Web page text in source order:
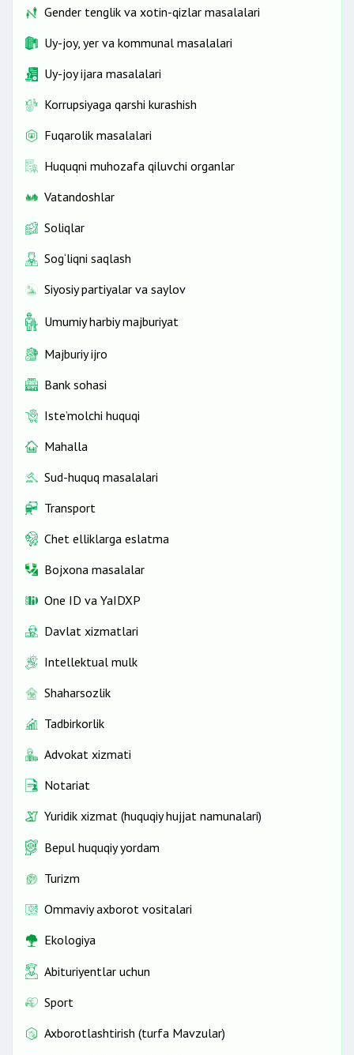
Gender tenglik va xotin-qizlar masalalari
Uy-joy, yer va kommunal masalalari
Uy-joy ijara masalalari
Korrupsiyaga qarshi kurashish
Fuqarolik masalalari
Huquqni muhozafa qiluvchi organlar
Vatandoshlar
Soliqlar
Sog‘liqni saqlash
Siyosiy partiyalar va saylov
Umumiy harbiy majburiyat
Majburiy ijro
Bank sohasi
Iste’molchi huquqi
Mahalla
Sud-huquq masalalari
Transport
Chet elliklarga eslatma
Bojxona masalalar
One ID vа YaIDXP
Davlat xizmatlari
Intellektual mulk
Shaharsozlik
Tadbirkorlik
Advokat xizmati
Notariat
Yuridik xizmat (huquqiy hujjat namunalari)
Bepul huquqiy yordam
Turizm
Ommaviy axborot vositalari
Ekologiya
Abituriyentlar uchun
Sport
Axborotlashtirish (turfa Mavzular)